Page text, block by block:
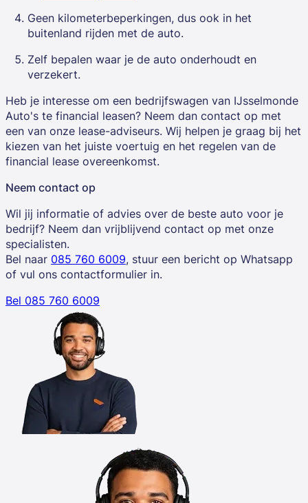
Geen kilometerbeperkingen, dus ook in het
buitenland rijden met de auto.
Zelf bepalen waar je de auto onderhoudt en
verzekert.
Heb je interesse om een bedrijfswagen van IJsselmonde
Auto's te financial leasen? Neem dan contact op met
een van onze lease-adviseurs. Wij helpen je graag bij het
kiezen van het juiste voertuig en het regelen van de
financial lease overeenkomst.
Neem contact op
Wil jij informatie of advies over de beste auto voor je
bedrijf? Neem dan vrijblijvend contact op met onze
specialisten.
Bel naar 085 760 6009, stuur een bericht op Whatsapp
of vul ons contactformulier in.
Bel 085 760 6009